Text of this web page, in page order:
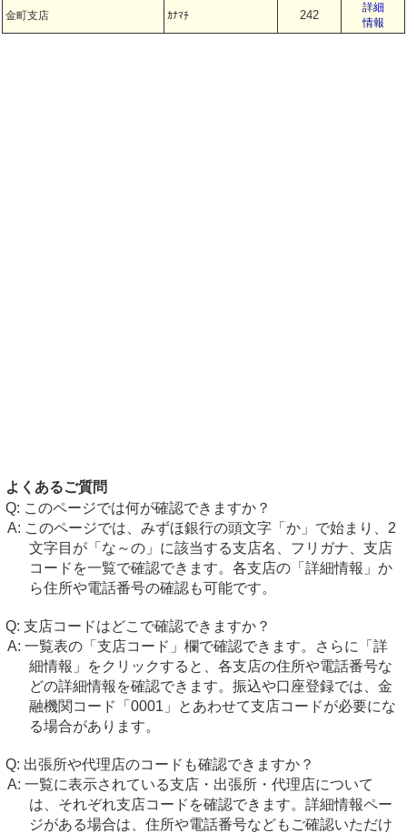
金町支店 ｶﾅﾏﾁ 242
詳細
情報
よくあるご質問
このページでは何が確認できますか？
このページでは、みずほ銀行の頭文字「か」で始まり、2
文字目が「な～の」に該当する支店名、フリガナ、支店
コードを一覧で確認できます。各支店の「詳細情報」か
ら住所や電話番号の確認も可能です。
支店コードはどこで確認できますか？
一覧表の「支店コード」欄で確認できます。さらに「詳
細情報」をクリックすると、各支店の住所や電話番号な
どの詳細情報を確認できます。振込や口座登録では、金
融機関コード「0001」とあわせて支店コードが必要にな
る場合があります。
出張所や代理店のコードも確認できますか？
一覧に表示されている支店・出張所・代理店について
は、それぞれ支店コードを確認できます。詳細情報ペー
ジがある場合は、住所や電話番号などもご確認いただけ